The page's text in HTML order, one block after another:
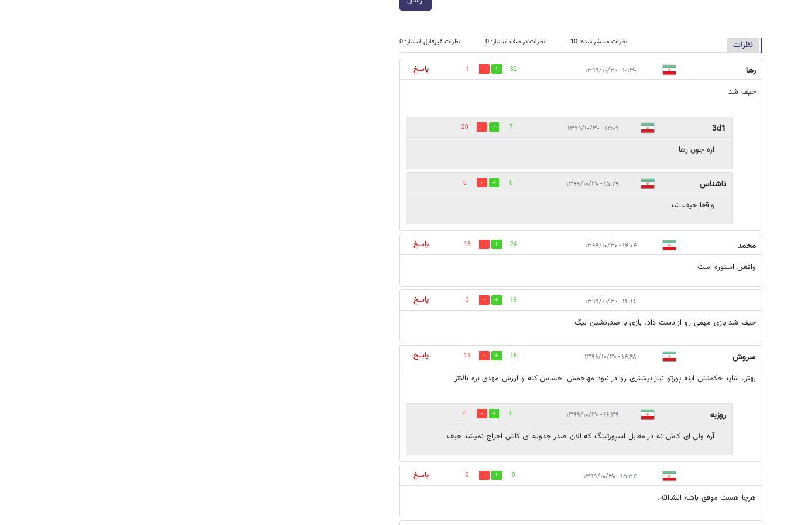
نظرات نظرات منتشر شده: 10 نظرات در صف انتشار: 0 نظرات غیرقابل انتشار: 0
رها ۱۰:۳۰ - ۱۳۹۹/۱۰/۳۰ 32
1
پاسخ
حیف شد
3d1 ۱۴:۰۹ - ۱۳۹۹/۱۰/۳۰ 7
20
اره جون رها
ناشناس ۱۵:۲۹ - ۱۳۹۹/۱۰/۳۰ 0
0
واقعا حیف شد
محمد ۱۴:۰۴ - ۱۳۹۹/۱۰/۳۰ 24
13
پاسخ
واقعن استوره است
۱۴:۴۶ - ۱۳۹۹/۱۰/۳۰ 19
3
پاسخ
حیف شد بازی مهمی رو از دست داد. بازی با صدرنشین لیگ
سروش ۱۴:۴۸ - ۱۳۹۹/۱۰/۳۰ 18
11
پاسخ
بهتر. شاید حکمتش اینه پورتو نیاز بیشتری رو در نبود مهاجمش احساس کنه و ارزش مهدی بره بالاتر
روزبه ۱۶:۳۹ - ۱۳۹۹/۱۰/۳۰ 0
0
آره ولی ای کاش نه در مقابل اسپورتینگ که الان صدر جدوله ای کاش اخراج نمیشد حیف
۱۵:۵۴ - ۱۳۹۹/۱۰/۳۰ 0
0
پاسخ
هرجا هست موفق باشه انشاالله.